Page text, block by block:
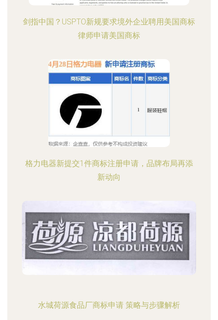
剑指中国？USPTO新规要求境外企业聘用美国商标
律师申请美国商标
格力电器新提交1件商标注册申请，品牌布局再添
新动向
水城荷源食品厂商标申请 策略与步骤解析